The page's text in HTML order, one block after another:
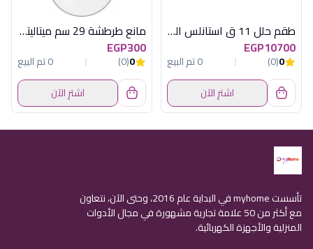
طقم حلل 11 ق استانلس الفا بلس كوركماز
EGP10700
0
(0)
0 تم البيع
اشترِ الآن
مانع طرطشة 29 سم ميتاليتكس
EGP300
0
(0)
0 تم البيع
اشترِ الآن
تأسست myhome في البداية عام 2016، وحتى الآن، نتعاون
مع أكثر من 50 علامة تجارية مشهورة في مجال الأدوات
المنزلية والأجهزة الكهربائية.